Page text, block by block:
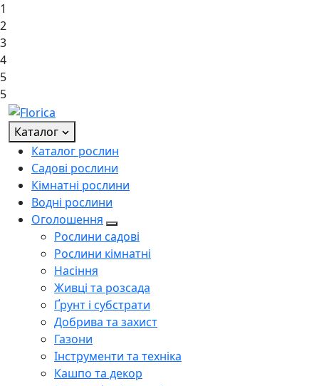
1
2
3
4
5
5
Каталог
Каталог рослин
Садові рослини
Кімнатні рослини
Водні рослини
Оголошення
Рослини садові
Рослини кімнатні
Насіння
Живці та розсада
Ґрунт і субстрати
Добрива та захист
Газони
Інструменти та техніка
Кашпо та декор